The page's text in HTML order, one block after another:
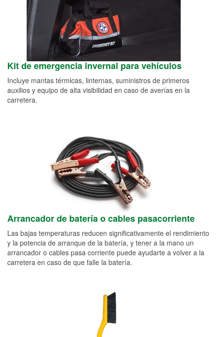
Kit de emergencia invernal para vehículos
Incluye mantas térmicas, linternas, suministros de primeros
auxilios y equipo de alta visibilidad en caso de averías en la
carretera.
Arrancador de batería o cables pasacorriente
Las bajas temperaturas reducen significativamente el rendimiento
y la potencia de arranque de la batería, y tener a la mano un
arrancador o cables pasa corriente puede ayudarte a volver a la
carretera en caso de que falle la batería.